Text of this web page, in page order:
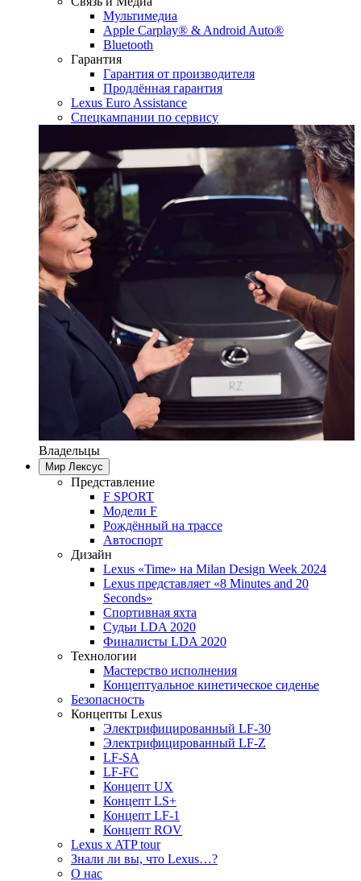
Мультимедиа
Apple Carplay® & Android Auto®
Bluetooth
Гарантия
Гарантия от производителя
Продлённая гарантия
Lexus Euro Assistance
Спецкампании по сервису
Владельцы
Мир Лексус
Представление
F SPORT
Модели F
Рождённый на трассе
Автоспорт
Дизайн
Lexus «Time» на Milan Design Week 2024
Lexus представляет «8 Minutes and 20
Seconds»
Спортивная яхта
Судьи LDA 2020
Финалисты LDA 2020
Технологии
Мастерство исполнения
Концептуальное кинетическое сиденье
Безопасность
Концепты Lexus
Электрифицированный LF-30
Электрифицированный LF-Z
LF-SA
LF-FC
Концепт UX
Концепт LS+
Концепт LF-1
Концепт ROV
Lexus x ATP tour
Знали ли вы, что Lexus…?
О нас